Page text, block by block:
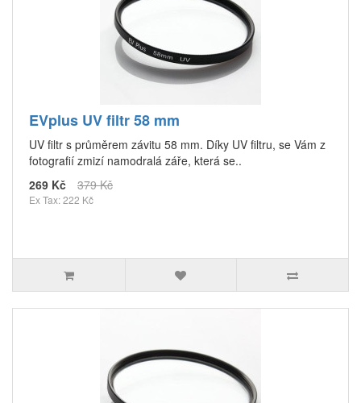
EVplus UV filtr 58 mm
UV filtr s průměrem závitu 58 mm. Díky UV filtru, se Vám z
fotografií zmizí namodralá záře, která se..
269 Kč
379 Kč
Ex Tax: 222 Kč